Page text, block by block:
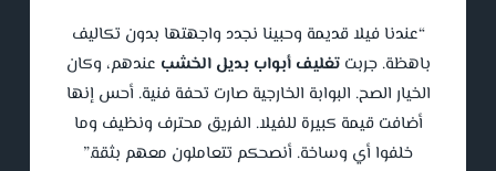
“عندنا فيلا قديمة وحبينا نجدد واجهتها بدون تكاليف
باهظة. جربتتغليف أبواب بديل الخشب عندهم، وكان
الخيار الصح. البوابة الخارجية صارت تحفة فنية. أحس إنها
أضافت قيمة كبيرة للفيلا. الفريق محترف ونظيف وما
خلفوا أي وساخة. أنصحكم تتعاملون معهم بثقة.”